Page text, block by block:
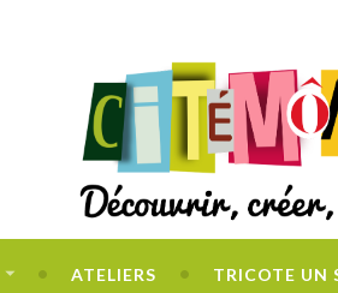
ATELIERS TRICOTE UN